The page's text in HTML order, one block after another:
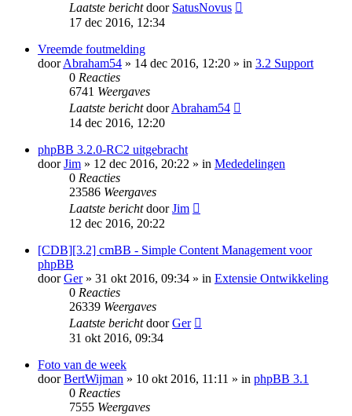
Laatste berichtdoor SatusNovus
17 dec 2016, 12:34
Vreemde foutmelding
doorAbraham54 » 14 dec 2016, 12:20 » in 3.2 Support
0 Reacties
6741 Weergaves
Laatste berichtdoorAbraham54
14 dec 2016, 12:20
phpBB 3.2.0-RC2 uitgebracht
doorJim » 12 dec 2016, 20:22 » in Mededelingen
0 Reacties
23586 Weergaves
Laatste berichtdoorJim
12 dec 2016, 20:22
[CDB][3.2] cmBB - Simple Content Management voor
phpBB
doorGer» 31 okt 2016, 09:34 » in Extensie Ontwikkeling
0 Reacties
26339 Weergaves
Laatste berichtdoorGer
31 okt 2016, 09:34
Foto van de week
doorBertWijman » 10 okt 2016, 11:11 » in phpBB 3.1
0 Reacties
7555 Weergaves